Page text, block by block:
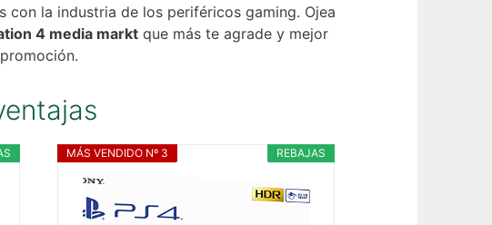
con la industria de los periféricos gaming. Ojea
4 media markt que más te agrade y mejor
REBAJAS
MÁS VENDIDO Nº 3